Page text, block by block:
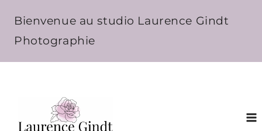
contenu
Bienvenue au studio Laurence Gindt
Photographie